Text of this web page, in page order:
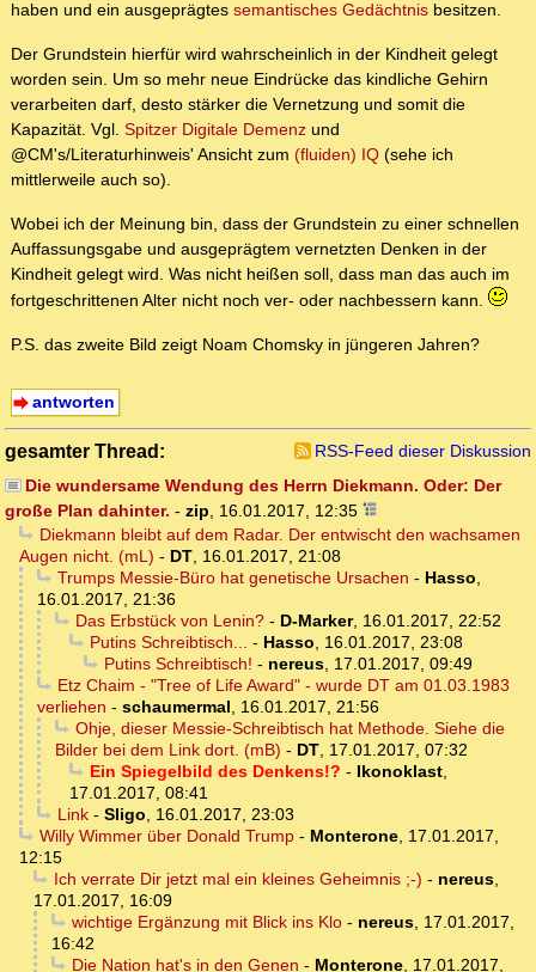
haben und ein ausgeprägtes semantisches Gedächtnis besitzen.
Der Grundstein hierfür wird wahrscheinlich in der Kindheit gelegt
worden sein. Um so mehr neue Eindrücke das kindliche Gehirn
verarbeiten darf, desto stärker die Vernetzung und somit die
Kapazität. Vgl. Spitzer Digitale Demenz und
@CM's/Literaturhinweis' Ansicht zum (fluiden) IQ (sehe ich
mittlerweile auch so).
Wobei ich der Meinung bin, dass der Grundstein zu einer schnellen
Auffassungsgabe und ausgeprägtem vernetzten Denken in der
Kindheit gelegt wird. Was nicht heißen soll, dass man das auch im
fortgeschrittenen Alter nicht noch ver- oder nachbessern kann.
P.S. das zweite Bild zeigt Noam Chomsky in jüngeren Jahren?
antworten
gesamter Thread:
RSS-Feed dieser Diskussion
Die wundersame Wendung des Herrn Diekmann. Oder: Der
große Plan dahinter. - zip, 16.01.2017, 12:35
Diekmann bleibt auf dem Radar. Der entwischt den wachsamen
Augen nicht. (mL) - DT, 16.01.2017, 21:08
Trumps Messie-Büro hat genetische Ursachen - Hasso,
16.01.2017, 21:36
Das Erbstück von Lenin?- D-Marker, 16.01.2017, 22:52
Putins Schreibtisch... - Hasso, 16.01.2017, 23:08
Putins Schreibtisch! - nereus, 17.01.2017, 09:49
Etz Chaim - "Tree of Life Award" - wurde DT am 01.03.1983
verliehen - schaumermal, 16.01.2017, 21:56
Ohje, dieser Messie-Schreibtisch hat Methode. Siehe die
Bilder bei dem Link dort. (mB) - DT, 17.01.2017, 07:32
Ein Spiegelbild des Denkens!? - Ikonoklast,
17.01.2017, 08:41
Link- Sligo, 16.01.2017, 23:03
Willy Wimmer über Donald Trump- Monterone, 17.01.2017,
12:15
Ich verrate Dir jetzt mal ein kleines Geheimnis ;-) - nereus,
17.01.2017, 16:09
wichtige Ergänzung mit Blick ins Klo- nereus, 17.01.2017,
16:42
Die Nation hat's in den Genen - Monterone, 17.01.2017,